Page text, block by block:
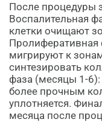
После процедуры
Воспалительная
клетки очищают
Пролиферативная
мигрируют к
синтезировать
фаза (месяцы 1-6):
более прочным
уплотняется.
месяца после